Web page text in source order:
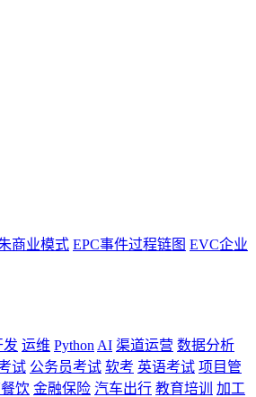
商业模式 EPC事件过程链图 EVC企业
发 运维 Python AI 渠道运营 数据分析
试 公务员考试 软考 英语考试 项目管
饮 金融保险 汽车出行 教育培训
加工